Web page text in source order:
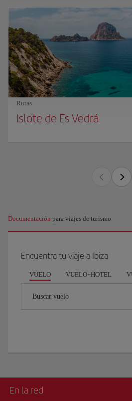
Rutas
Islote de Es Vedrá
Documentación para viajes de turismo
Encuentra tu viaje a Ibiza
VUELO VUELO+HOTEL
Buscar vuelo
En la red